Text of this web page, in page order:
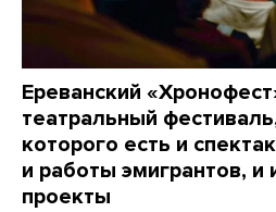
Ереванский
театральный
которого есть и
и работы эмигрантов, и
проекты